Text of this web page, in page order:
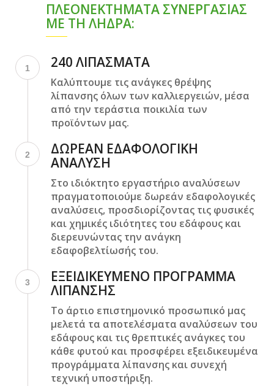
ΠΛΕΟΝΕΚΤΗΜΑΤΑ ΣΥΝΕΡΓΑΣΙΑΣ
ΜΕ ΤΗ ΛΗΔΡΑ:
1 240 ΛΙΠΑΣΜΑΤΑ
Καλύπτουμε τις ανάγκες θρέψης
λίπανσης όλων των καλλιεργειών, μέσα
από την τεράστια ποικιλία των
προϊόντων μας.
2
ΔΩΡΕΑΝ ΕΔΑΦΟΛΟΓΙΚΗ
ΑΝΑΛΥΣΗ
Στο ιδιόκτητο εργαστήριο αναλύσεων
πραγματοποιούμε δωρεάν εδαφολογικές
αναλύσεις, προσδιορίζοντας τις φυσικές
και χημικές ιδιότητες του εδάφους και
διερευνώντας την ανάγκη
εδαφοβελτίωσής του.
3
ΕΞΕΙΔΙΚΕΥΜΕΝΟ ΠΡΟΓΡΑΜΜΑ
ΛΙΠΑΝΣΗΣ
Το άρτιο επιστημονικό προσωπικό μας
μελετά τα αποτελέσματα αναλύσεων του
εδάφους και τις θρεπτικές ανάγκες του
κάθε φυτού και προσφέρει εξειδικευμένα
προγράμματα λίπανσης και συνεχή
τεχνική υποστήριξη.